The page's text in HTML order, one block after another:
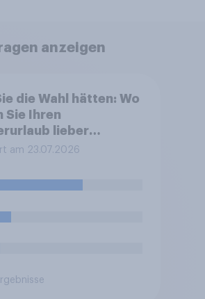
anzeigen
die Wahl hätten: Wo
Sie Ihren
lieber
am 23.07.2026